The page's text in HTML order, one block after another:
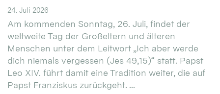
24. Juli 2026
Am kommenden Sonntag, 26. Juli, findet der
weltweite Tag der Großeltern und älteren
Menschen unter dem Leitwort „Ich aber werde
dich niemals vergessen (Jes 49,15)“ statt. Papst
Leo XIV. führt damit eine Tradition weiter, die auf
Papst Franziskus zurückgeht. ...